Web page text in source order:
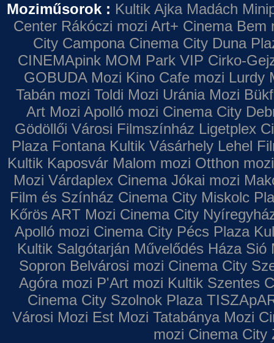
Moziműsorok : Kultik Ajka Madách
Center Rákóczi mozi Art+ Cinema Bem
City Campona Cinema City Duna
CINEMApink MOM Park VIP Cirko-
GOBUDA Mozi Kino Cafe mozi Lurdy
Tabán mozi Toldi Mozi Uránia Mozi
Art Mozi Apolló mozi Cinema City
Gödöllői Városi Filmszínház Ligetplex
Plaza Fontana Kultik Vásárhely Lehel
Kultik Kaposvár Malom mozi Otthon mozi
Mozi Várdaplex Cinema Jókai mozi
Film és Színház Cinema City Miskolc
Kőrös ART Mozi Cinema City
Apolló mozi Cinema City Pécs Plaza
Kultik Salgótarján Művelődés Háza Sió
Sopron Belvárosi mozi Cinema City
Agóra mozi P'Art mozi Kultik Szentes
Cinema City Szolnok Plaza
Városi Mozi Est Mozi Tatabánya Mozi
mozi Cinema City